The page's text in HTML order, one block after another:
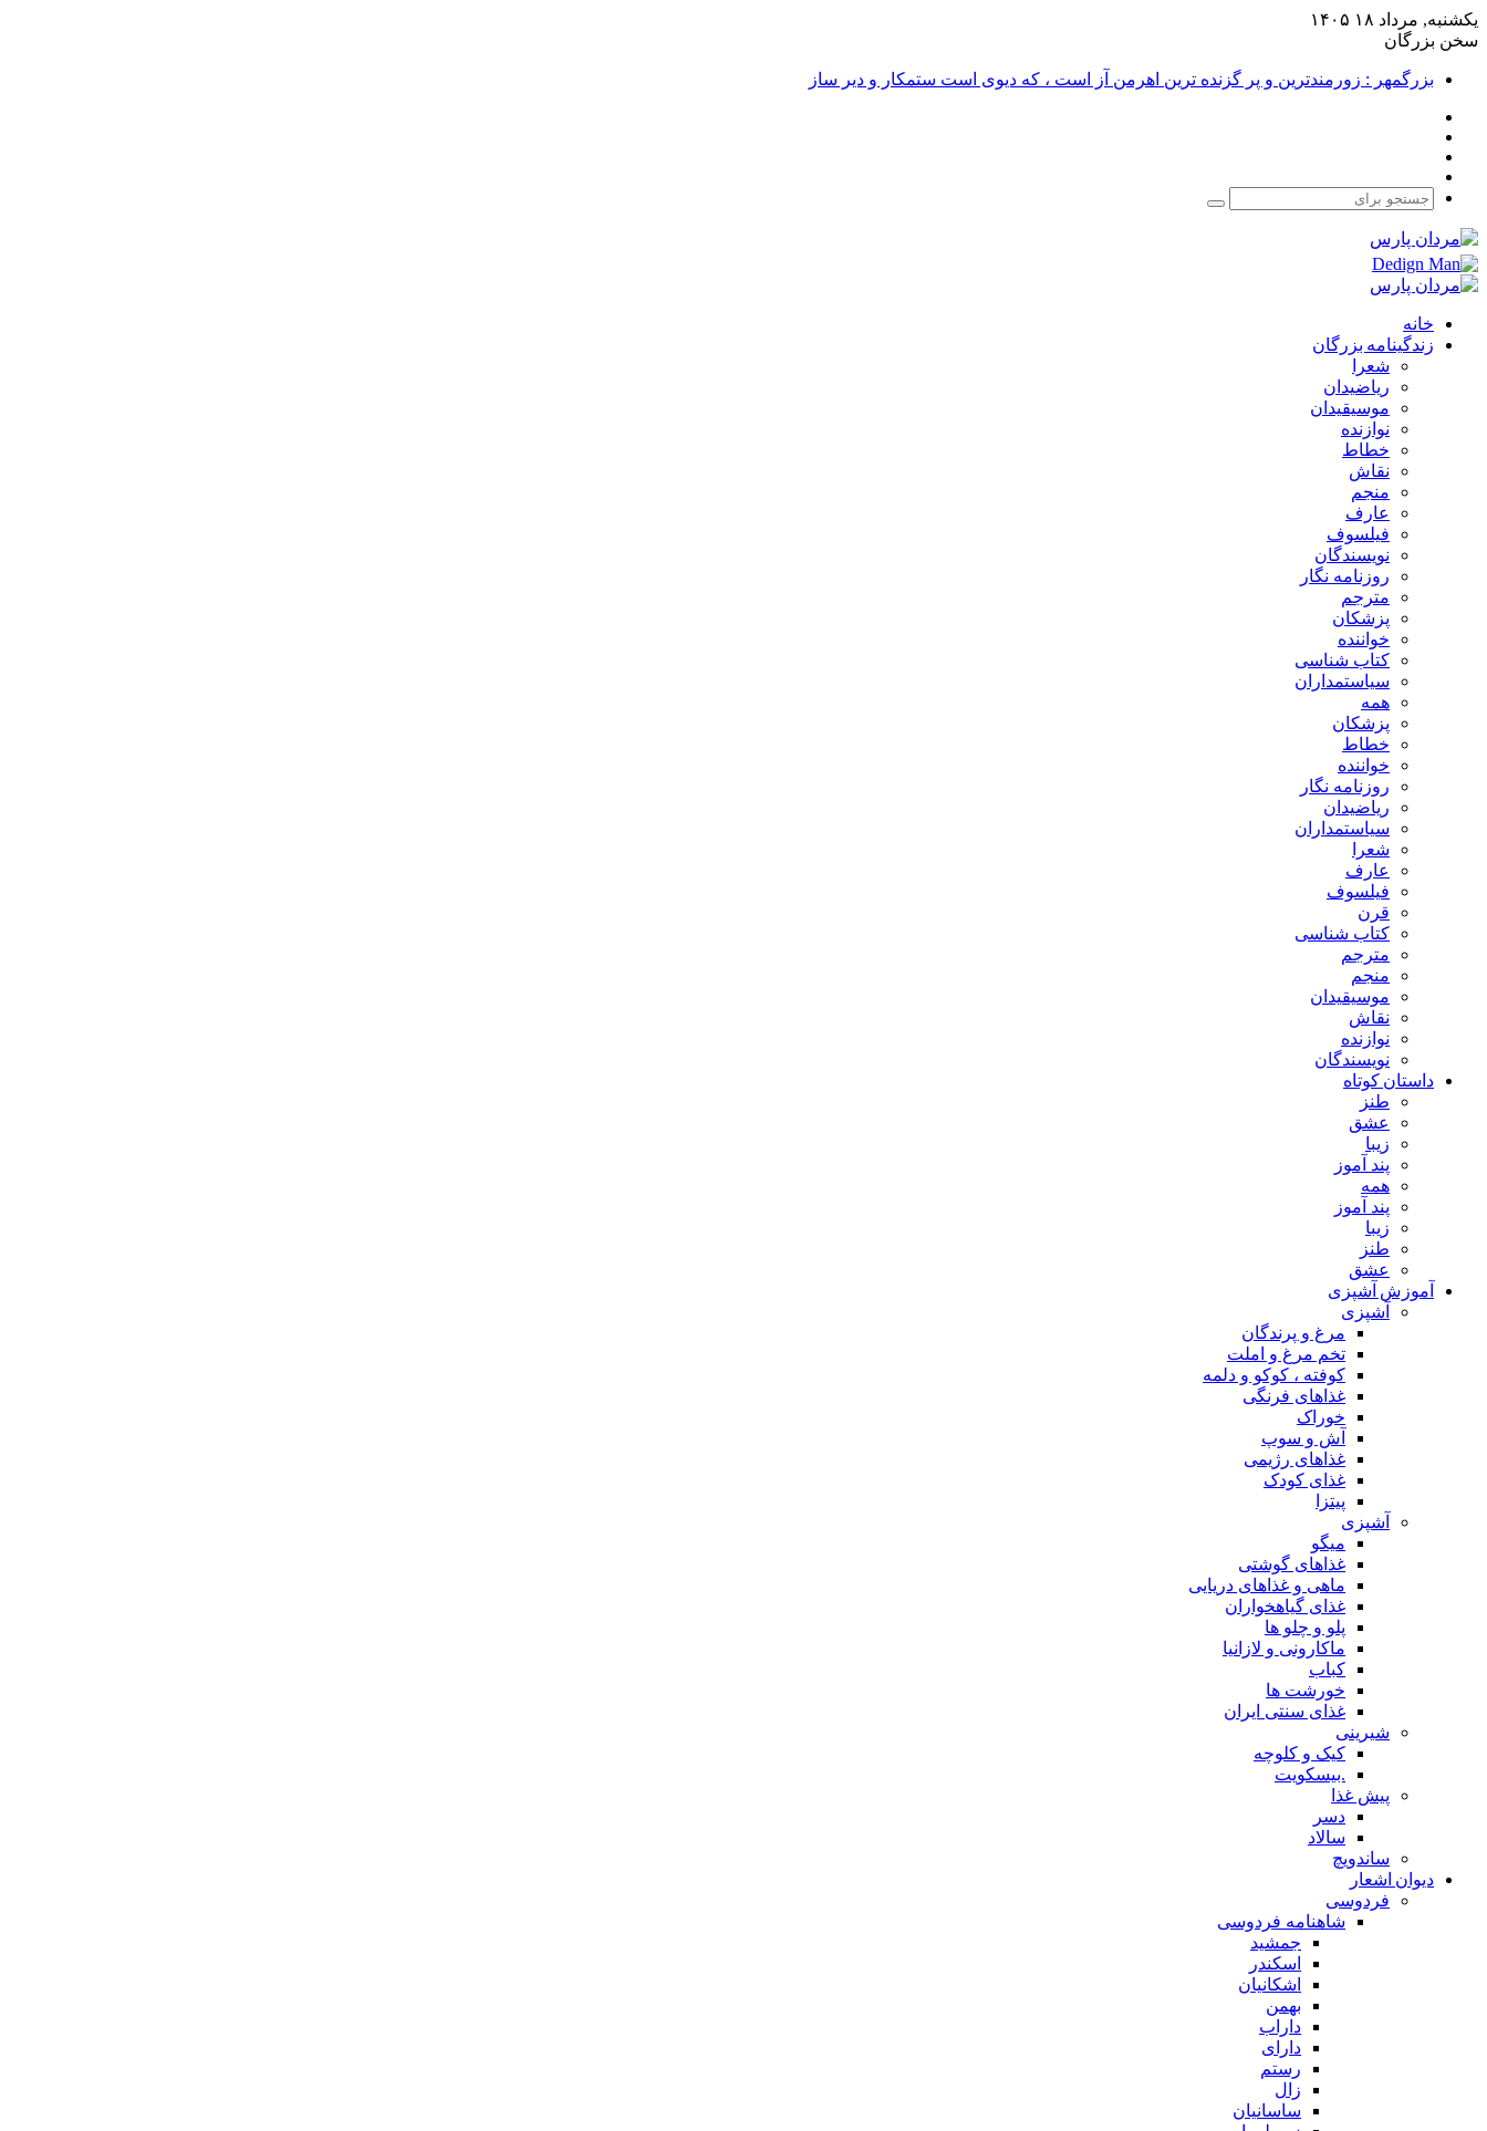
یکشنبه, مرداد ۱۸ ۱۴۰۵
سخن بزرگان
بزرگمهر : زورمندترین و پر گزنده ترین اهرمن آز است ، که دیوی است ستمکار و دیر ساز
جستجو
خانه
زندگینامه بزرگان
شعرا
ریاضیدان
موسیقیدان
نوازنده
خطاط
نقاش
منجم
عارف
فیلسوف
نویسندگان
روزنامه نگار
مترجم
پزشکان
خواننده
کتاب شناسی
سیاستمداران
همه
پزشکان
خطاط
خواننده
روزنامه نگار
ریاضیدان
سیاستمداران
شعرا
عارف
فیلسوف
قرن
کتاب شناسی
مترجم
منجم
موسیقیدان
نقاش
نوازنده
نویسندگان
داستان کوتاه
طنز
عشق
زیبا
پند آموز
همه
پند آموز
زیبا
طنز
عشق
آموزش آشپزی
آشپزی
مرغ و پرندگان
تخم مرغ و املت
کوفته ، کوکو و دلمه
غذاهای فرنگی
خوراک
آش و سوپ
غذاهای رژیمی
غذای کودک
پیتزا
آشپزی
میگو
غذاهای گوشتی
ماهی و غذاهای دریایی
غذای گیاهخواران
پلو و چلو ها
ماکارونی و لازانیا
کباب
خورشت ها
غذای سنتی ایران
شیرینی
کیک و کلوچه
.بیسکویت
پیش غذا
دسر
سالاد
ساندویچ
دیوان اشعار
فردوسی
شاهنامه فردوسی
جمشید
اسکندر
اشکانیان
بهمن
داراب
دارای
رستم
زال
ساسانیان